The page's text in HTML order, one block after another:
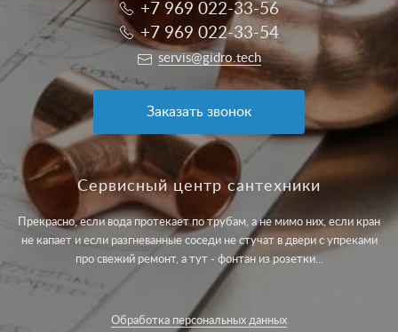
+7 969 022-33-56
+7 969 022-33-54
servis@gidro.tech
Заказать звонок
Сервисный центр сантехники
Прекрасно, если вода протекает по трубам, а не мимо них, если кран
не капает и если разгневанные соседи не стучат в двери с упреками
про свежий ремонт, а тут - фонтан из розетки...
Обработка персональных данных